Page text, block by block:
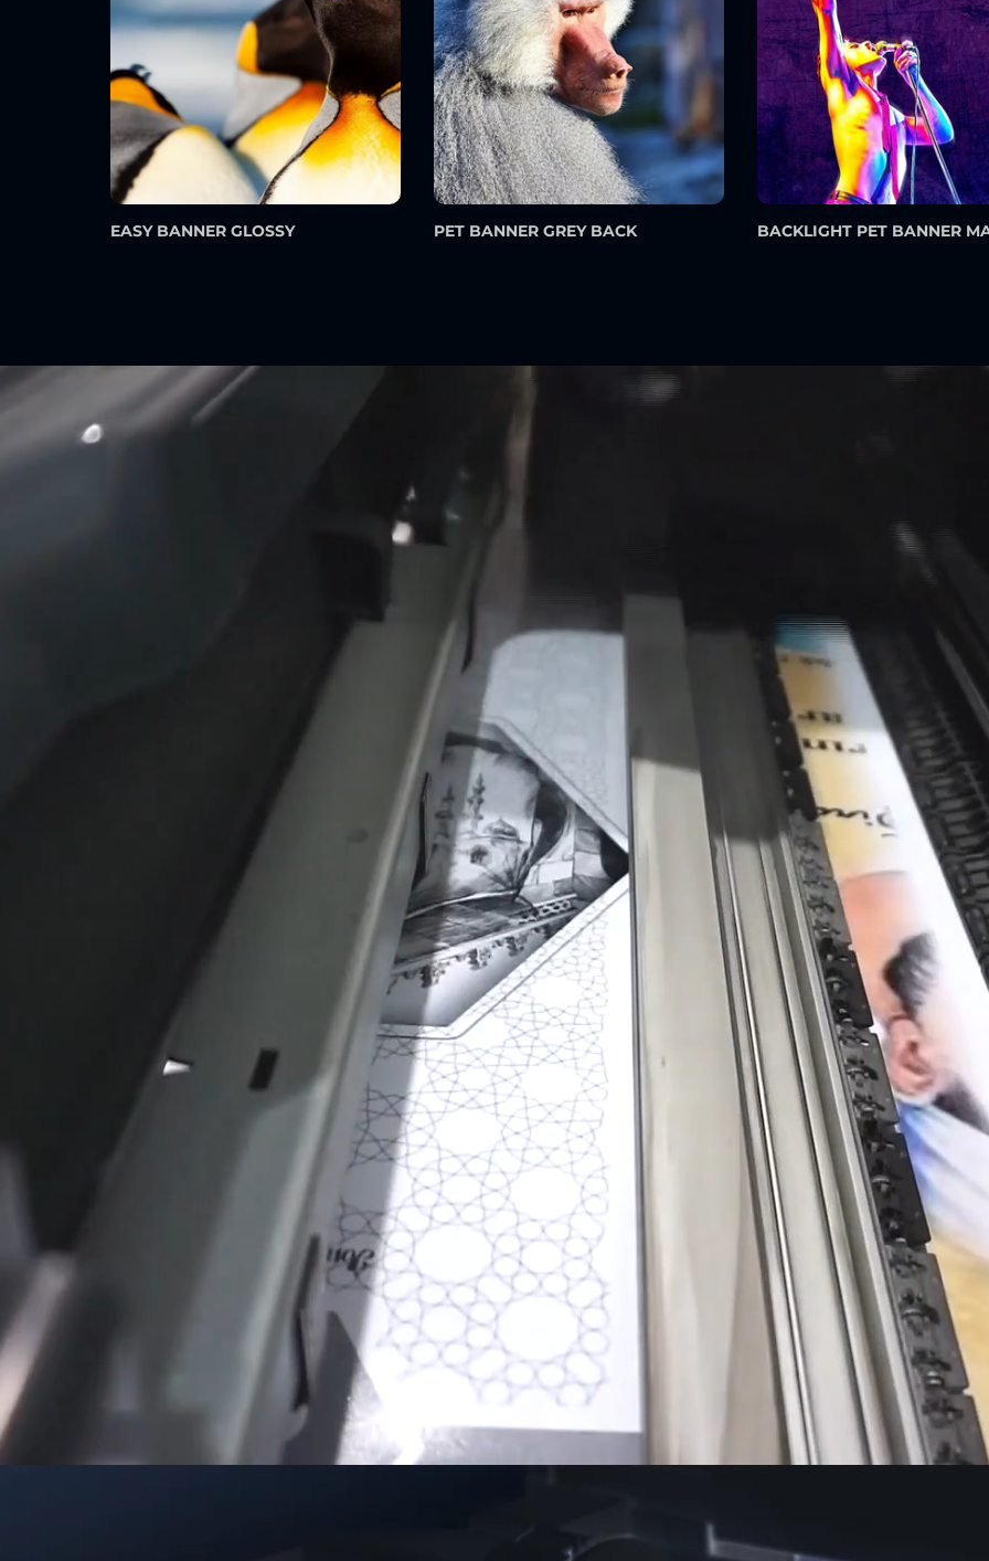
EASY BANNER GLOSSY PET BANNER GREY BACK BACKLIGHT PET BANNER
Nuestros servicios